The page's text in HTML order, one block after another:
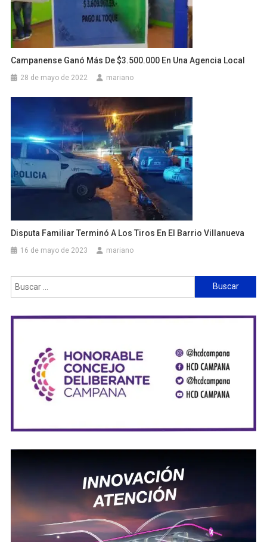
Campanense Ganó Más De $3.500.000 En Una Agencia Local
28 de mayo de 2022 mariano
Disputa Familiar Terminó A Los Tiros En El Barrio Villanueva
16 de mayo de 2023 mariano
Buscar: